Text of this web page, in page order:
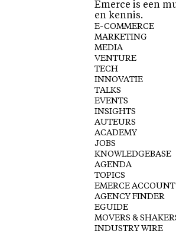
Emerce is een
en kennis.
E-COMMERCE
MARKETING
MEDIA
VENTURE
TECH
INNOVATIE
TALKS
EVENTS
INSIGHTS
AUTEURS
ACADEMY
JOBS
KNOWLEDGEBASE
AGENDA
TOPICS
EMERCE ACCOUNT
AGENCY FINDER
EGUIDE
MOVERS &
INDUSTRY WIRE